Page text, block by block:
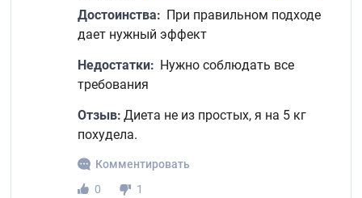
Достоинства: При правильном подходе
дает нужный эффект
Недостатки: Нужно соблюдать все
требования
Отзыв: Диета не из простых, я на 5 кг
похудела.
Комментировать
0
1